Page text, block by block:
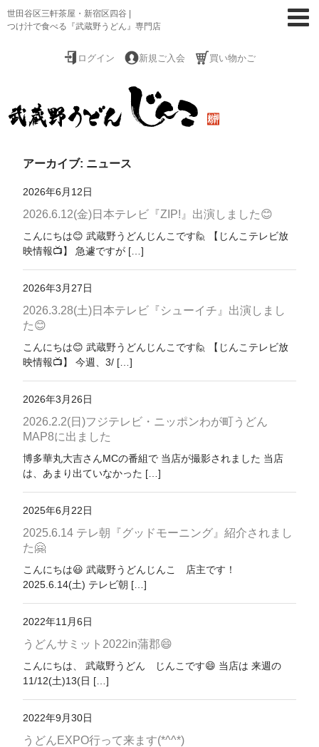
世田谷区三軒茶屋・新宿区四谷 |
つけ汁で食べる『武蔵野うどん』専門店
ログイン 新規ご入会 買い物かご
ホーム
お取寄せ(通販)
店舗・製麺所案内
メディア掲載
ブログ
お問い合わせ
アーカイブ: ニュース
2026年6月12日
2026.6.12(金)日本テレビ『ZIP!』出演しました😊
こんにちは😊 武蔵野うどんじんこです🙋 【じんこテレビ放
映情報📺️】 急遽ですが […]
2026年3月27日
2026.3.28(土)日本テレビ『シューイチ』出演しまし
た😊
こんにちは😊 武蔵野うどんじんこです🙋 【じんこテレビ放
映情報📺️】 今週、3/ […]
2026年3月26日
2026.2.2(日)フジテレビ・ニッポンわが町うどん
MAP8に出ました
博多華丸大吉さんMCの番組で 当店が撮影されました 当店
は、あまり出ていなかった […]
2025年6月22日
2025.6.14 テレ朝『グッドモーニング』紹介されまし
た🤗
こんにちは😃 武蔵野うどんじんこ 店主です！
2025.6.14(土) テレビ朝 […]
2022年11月6日
うどんサミット2022in蒲郡😄
こんにちは、 武蔵野うどん じんこです😄 当店は 来週の
11/12(土)13(日 […]
2022年9月30日
うどんEXPO行って来ます(*^^*)